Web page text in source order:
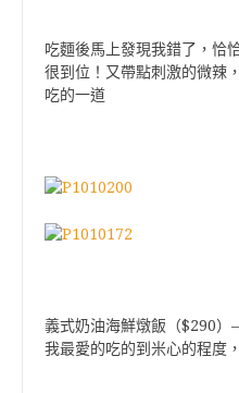
吃麵後馬上發現我錯了，恰
很到位！又帶點刺激的微辣
吃的一道
義式奶油海鮮燉飯（$290） –
我最愛的吃的到米心的程度